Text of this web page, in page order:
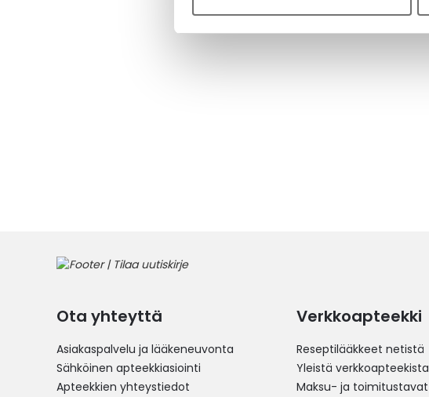
Ota yhteyttä
Asiakaspalvelu ja lääkeneuvonta
Sähköinen apteekkiasiointi
Apteekkien yhteystiedot
Verkkoapteekki
Reseptilääkkeet netistä
Yleistä verkkoapteekista
Maksu- ja toimitustavat